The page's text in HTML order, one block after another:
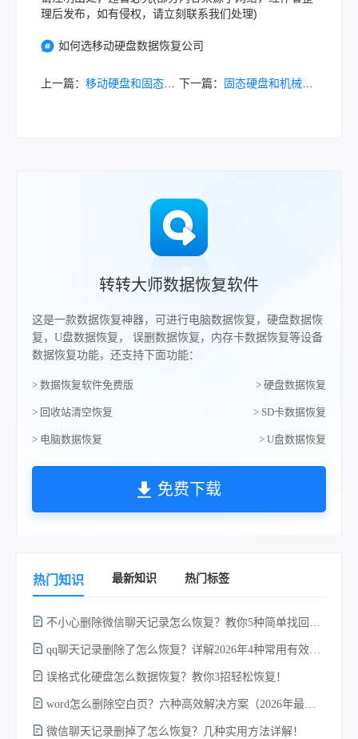
理后发布，如有侵权，请立刻联系我们处理)
如何选移动硬盘数据恢复公司
上一篇： 移动硬盘和固态硬盘哪个好？教你如何选择最适合你的存储设备！ 下一篇： 固态硬盘和机械硬盘哪个好？教你如何选择最适合你的存储方案！
转转大师数据恢复软件
这是一款数据恢复神器，可进行电脑数据恢复，硬盘数据恢
复，U盘数据恢复， 误删数据恢复，内存卡数据恢复等设备
数据恢复功能，还支持下面功能：
> 数据恢复软件免费版 > 硬盘数据恢复
> 回收站清空恢复 > SD卡数据恢复
> 电脑数据恢复 > U盘数据恢复
免费下载
热门知识 最新知识 热门标签
不小心删除微信聊天记录怎么恢复？教你5种简单找回的方法！
qq聊天记录删除了怎么恢复？详解2026年4种常用有效的方法（支持.db数据库提取）
误格式化硬盘怎么数据恢复？教你3招轻松恢复！
word怎么删除空白页？六种高效解决方案（2026年最新实操指南）！
微信聊天记录删掉了怎么恢复？几种实用方法详解！